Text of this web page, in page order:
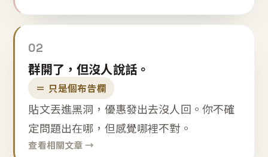
02
群開了，但沒人說話。
＝ 只是個布告欄
貼文丟進黑洞，優惠發出去沒人回。你不確
定問題出在哪，但感覺哪裡不對。
查看相關文章 →